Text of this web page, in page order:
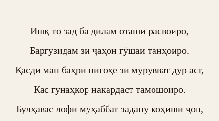
Ишқ то зад ба дилам оташи расвоиро,
Баргузидам зи ҷаҳон гӯшаи танҳоиро.
Қасди ман баҳри нигоҳе зи мурувват дур аст,
Кас гунаҳкор накардаст тамошоиро.
Булҳавас лофи муҳаббат задану коҳиши ҷон,